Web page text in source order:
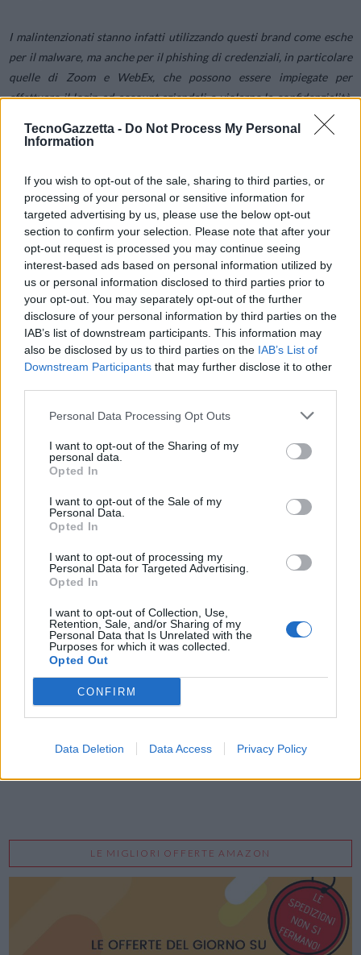
TecnoGazzetta - Do Not Process My Personal
Information
If you wish to opt-out of the sale, sharing to third parties, or
processing of your personal or sensitive information for
targeted advertising by us, please use the below opt-out
section to confirm your selection. Please note that after your
opt-out request is processed you may continue seeing
interest-based ads based on personal information utilized by
us or personal information disclosed to third parties prior to
your opt-out. You may separately opt-out of the further
disclosure of your personal information by third parties on the
IAB’s list of downstream participants. This information may
also be disclosed by us to third parties on the IAB’s List of
Downstream Participants that may further disclose it to other
Personal Data Processing Opt Outs
I want to opt-out of the Sharing of my
personal data.
Opted In
I want to opt-out of the Sale of my
Personal Data.
Opted In
I want to opt-out of processing my
Personal Data for Targeted Advertising.
Opted In
I want to opt-out of Collection, Use,
Retention, Sale, and/or Sharing of my
Personal Data that Is Unrelated with the
Purposes for which it was collected.
Opted Out
CONFIRM
Data Deletion Data Access Privacy Policy
I malintenzionati stanno infatti utilizzando questi brand come esche
per il malware, ma anche per il phishing di credenziali, in particolare
quelle di Zoom e WebEx, che possono essere impiegate per
effettuare il login ad account aziendali e violarne la confidenzialità,
oppure commercializzate sul mercato nero al fine di recuperare altre
informazioni sui potenziali target e lanciare nuovi attacchi.
Si tratta di violazioni che però non sfruttano o attaccano
direttamente il software di video conferencing, ma si avvalgono della
notorietà di questi brand come esca per le loro attività di social
engineering.
E data l’entità e la durata della pandemia siamo certi che questo
metodo di attacco ci accompagnerà ancora per diverso tempo.
Condividi questo articolo:
E-mail LinkedIn Facebook X
Telegram
Stampa
Vuoi ricevere gli aggiornamenti delle news di TecnoGazzetta?
Inserisci nome ed indirizzo E-Mail:
Acconsento al trattamento dei dati personali (
LE MIGLIORI OFFERTE AMAZON